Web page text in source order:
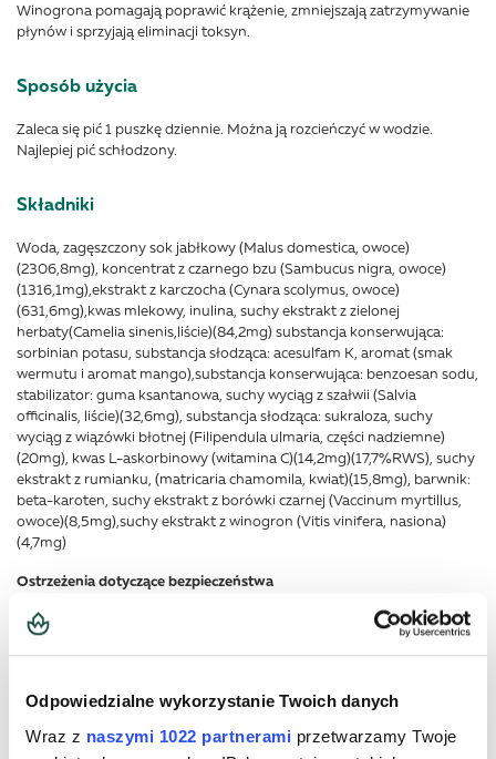
Odpowiedzialne wykorzystanie Twoich danych
Wraz z naszymi 1022 partnerami przetwarzamy Twoje
Winogrona pomagają poprawić krążenie, zmniejszają zatrzymywanie
płynów i sprzyjają eliminacji toksyn.
Sposób użycia
Zaleca się pić 1 puszkę dziennie. Można ją rozcieńczyć w wodzie.
Najlepiej pić schłodzony.
Składniki
Woda, zagęszczony sok jabłkowy (Malus domestica, owoce)
(2306,8mg), koncentrat z czarnego bzu (Sambucus nigra, owoce)
(1316,1mg),ekstrakt z karczocha (Cynara scolymus, owoce)
(631,6mg),kwas mlekowy, inulina, suchy ekstrakt z zielonej
herbaty(Camelia sinenis,liście)(84,2mg) substancja konserwująca:
sorbinian potasu, substancja słodząca: acesulfam K, aromat (smak
wermutu i aromat mango),substancja konserwująca: benzoesan sodu,
stabilizator: guma ksantanowa, suchy wyciąg z szałwii (Salvia
officinalis, liście)(32,6mg), substancja słodząca: sukraloza, suchy
wyciąg z wiązówki błotnej (Filipendula ulmaria, części nadziemne)
(20mg), kwas L-askorbinowy (witamina C)(14,2mg)(17,7%RWS), suchy
ekstrakt z rumianku, (matricaria chamomila, kwiat)(15,8mg), barwnik:
beta-karoten, suchy ekstrakt z borówki czarnej (Vaccinum myrtillus,
owoce)(8,5mg),suchy ekstrakt z winogron (Vitis vinifera, nasiona)
(4,7mg)
Ostrzeżenia dotyczące bezpieczeństwa
Nie należy przekraczać zalecanej dziennej porcji do spożycia.
Suplementy diety nie mogą być stosowane jak substytut (zamiennik)
zróżnicowanej diety.
karmiących.
zróżnicowaną dietę i prowadzić zdrowy tryb życia.